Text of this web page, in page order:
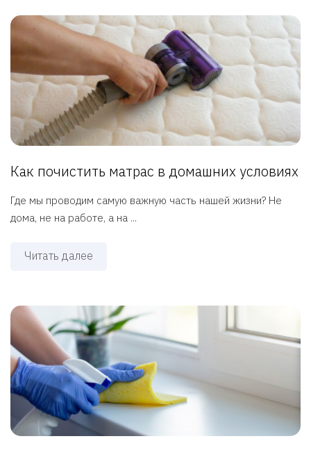
Как почистить матрас в домашних условиях
Где мы проводим самую важную часть нашей жизни? Не
дома, не на работе, а на ...
Читать далее